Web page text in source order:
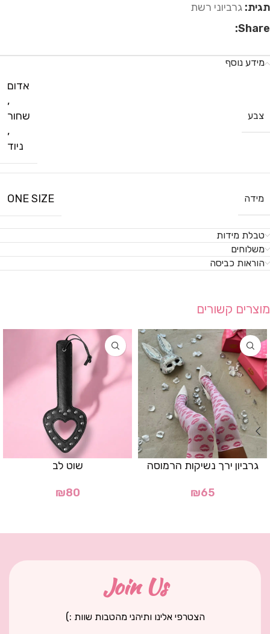
תגית: גרביוני רשת
Share:
מידע נוסף
צבע
אדום
,
שחור
,
ניוד
מידה ONE SIZE
טבלת מידות
משלוחים
הוראות כביסה
מוצרים קשורים
גרביון ירך נשיקות הרמוסה
₪65
שוט לב
₪80
Join Us
הצטרפי אלינו ותיהני מהטבות שוות :)